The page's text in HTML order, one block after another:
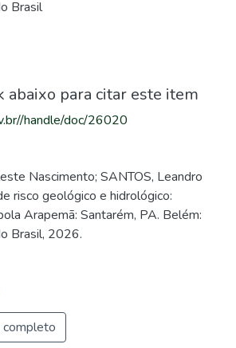
Brasil
abaixo para citar este item
handle/doc/26020
Nascimento; SANTOS, Leandro
risco geológico e hidrológico:
Arapemã: Santarém, PA. Belém:
Brasil, 2026.
completo